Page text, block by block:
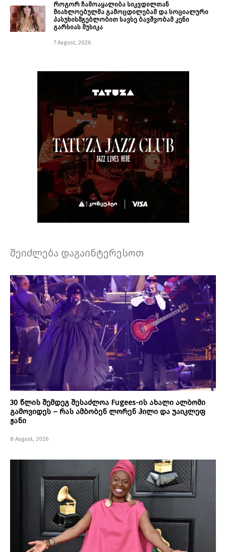
როგორ ჩამოაყალიბა სიკვდილთან
მიახლოებულმა გამოცდილებამ და სოციალური
პასუხისმგებლობით სავსე ბავშვობამ კენი
გარსიას მუსიკა
7 August, 2026
შეიძლება დაგაინტერესოთ
30 წლის შემდეგ შესაძლოა Fugees-ის ახალი ალბომი
გამოვიდეს – რას ამბობენ ლორენ ჰილი და უაიკლეფ
ჟანი
8 August, 2026